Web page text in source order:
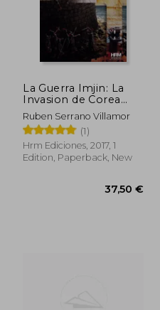
31,60 €
La Guerra Imjin: La
Invasion de Corea
81592-1598) y la Isla
Ryukyu (1609) (in
Spanish)
Ruben Serrano Villamor
(1)
Hrm Ediciones, 2017, 1
Edition, Paperback, New